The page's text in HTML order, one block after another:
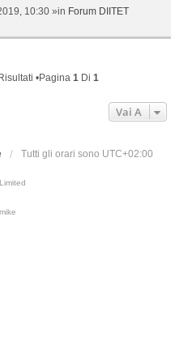
10:30 »in Forum DIITET
•Pagina 1 Di 1
Vai A
Tutti gli orari sono UTC+02:00